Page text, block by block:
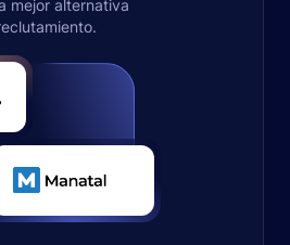
mejor alternativa